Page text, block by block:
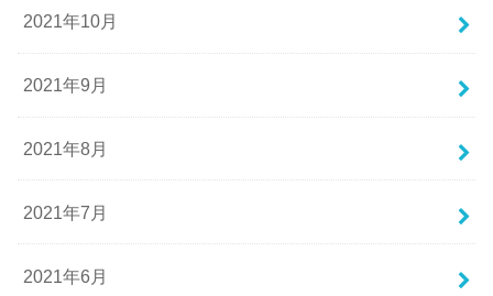
2021年10月
2021年9月
2021年8月
2021年7月
2021年6月